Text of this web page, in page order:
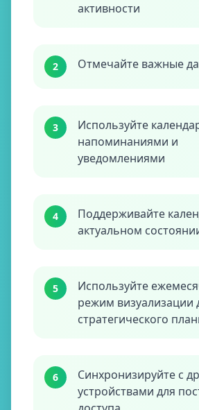
активности
2 Отмечайте важные
3
Используйте
напоминаниями и
уведомлениями
4
Поддерживайте
актуальном
5
Используйте
режим визуализации
стратегического
6
Синхронизируйте с
устройствами для